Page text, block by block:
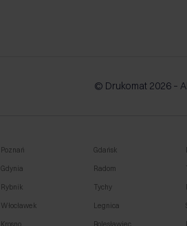
© Drukomat 2026 –
Poznań Gdańsk
Gdynia Radom
Rybnik Tychy
Włocławek Legnica